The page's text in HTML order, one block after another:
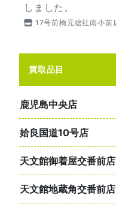
しました。
17号前橋元総社南小前
買取品目
鹿児島中央店
姶良国道10号店
天文館御着屋交番前店
天文館地蔵角交番前店